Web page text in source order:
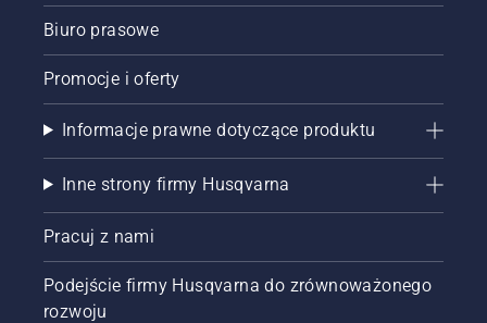
Biuro prasowe
Promocje i oferty
Informacje prawne dotyczące produktu
Inne strony firmy Husqvarna
Pracuj z nami
Podejście firmy Husqvarna do zrównoważonego
rozwoju